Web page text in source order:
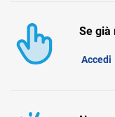
CRM
Ecommerce
Se già
Accedi